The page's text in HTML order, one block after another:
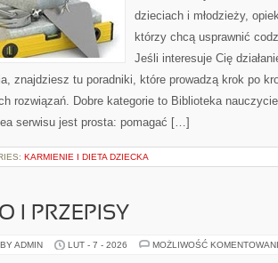
dzieciach i młodzieży,
którzy chcą usprawnić
Jeśli interesuje Cię
znajdziesz tu poradniki, które prowadzą krok po
rozwiązań. Dobre kategorie to Biblioteka
serwisu jest prosta: pomagać […]
KARMIENIE I DIETA DZIECKA
I PRZEPISY
ADMIN LUT - 7 - 2026 MOŻLIWOŚĆ